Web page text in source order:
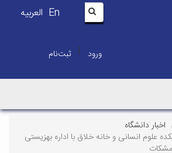
En العربیه
ورود | ثبت‌نام
اخبار دانشگاه
علوم انسانی و خانه خلاق با اداره بهزیستی